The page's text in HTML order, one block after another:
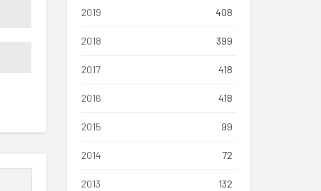
2019 408
2018 399
2017 418
2016 418
2015 99
2014 72
2013 132